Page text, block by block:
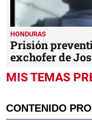
HONDURAS
Prisión
exchofer de
MIS TEMAS